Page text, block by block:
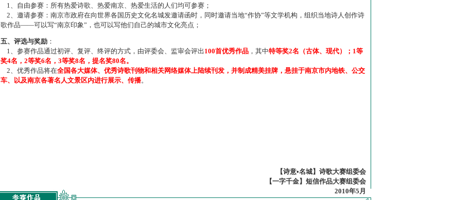
1、自由参赛：所有热爱诗歌、热爱南京、热爱生活的人们均可参赛；
2、邀请参赛：南京市政府在向世界各国历史文化名城发邀请函时，同时邀请当地“作协”等文学机构，组织当地诗人创作诗
歌作品——可以写“南京印象”，也可以写他们自己的城市文化亮点；
五、评选与奖励 ：
1、参赛作品通过初评、复评、终评的方式，由评委会、监审会评出 100首优秀作品 ，其中特等奖2名（古体、现代）；1等
奖4名，2等奖6名，3等奖8名，提名奖80名。
2、优秀作品将在全国各大媒体、优秀诗歌刊物和相关网络媒体上陆续刊发，并制成精美挂牌，悬挂于南京市内地铁、公交
车、以及南京各著名人文景区内进行展示、传播。
【诗意•名城】诗歌大赛组委会
【一字千金】短信作品大赛组委会
2010年5月